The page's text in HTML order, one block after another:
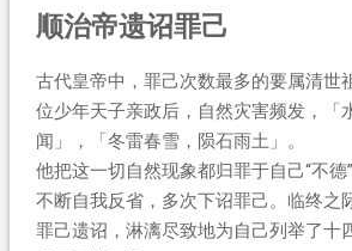
顺治帝遗诏罪己
古代皇帝中，罪己次数最多的要属清世
位少年天子亲政后，自然灾害频发，「
闻」，「冬雷春雪，陨石雨土」。
他把这一切自然现象都归罪于自己“不
不断自我反省，多次下诏罪己。临终之
罪己遗诏，淋漓尽致地为自己列举了十